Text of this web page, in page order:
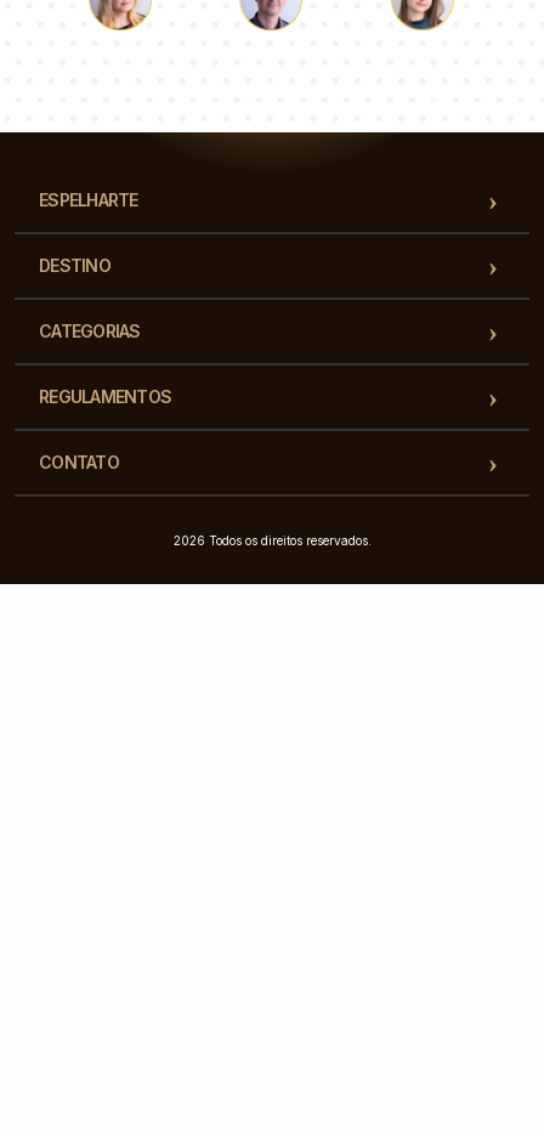
ESPELHARTE
DESTINO
CATEGORIAS
REGULAMENTOS
CONTATO
2026 Todos os direitos reservados.